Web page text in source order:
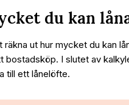
du kan
räkna ut hur mycket du kan
bostadsköp. I slutet av
till ett lånelöfte.